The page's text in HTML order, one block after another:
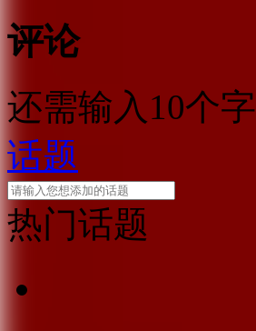
评论
还需输入10个字
话题
热门话题